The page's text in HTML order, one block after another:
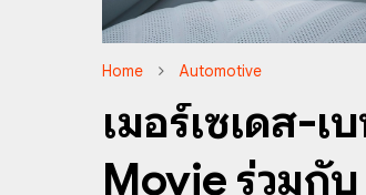
Home Automotive
เมอร์เซเดส-
Movie ร่วมกั